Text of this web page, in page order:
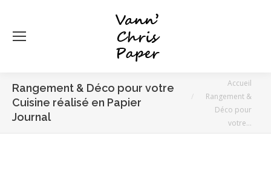
Rangement & Déco pour votre
Cuisine réalisé en Papier
Journal
Vous êtes ici :Accueil
Rangement &
Déco pour
votre…